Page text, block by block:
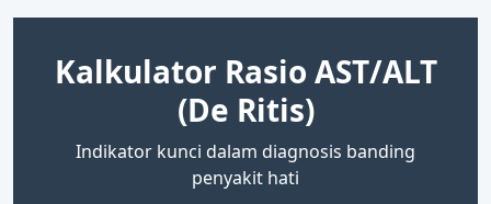
Kalkulator Rasio AST/ALT
(De Ritis)
Indikator kunci dalam diagnosis banding
penyakit hati